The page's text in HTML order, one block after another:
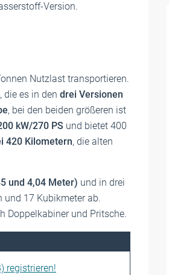
Version.
Nutzlast transportieren.
die es in den drei Versionen
, bei den beiden größeren ist
kW/270 PS und bietet 400
420 Kilometern, die alten
und 4,04 Meter) und in drei
und 17 Kubikmeter ab.
Doppelkabiner und Pritsche.
registrieren!